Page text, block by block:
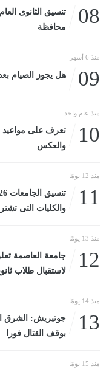
08
محافظة
منذ 6 أشهر
09 هل يجوز الصيام
منذ عام واحد
10
تعرف على مواعيد
والعكس
منذ 12 يومًا
11
والكليات التى
منذ 13 يومًا
12
جامعة العاصمة
لاستقبال طلاب ثانوية
منذ 14 يومًا
13
جوتيريش: الشرق
بوقف القتال فورا
منذ 15 يومًا